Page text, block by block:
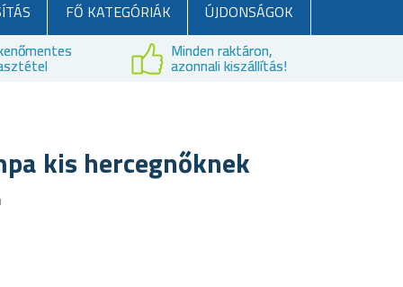
FŐ KATEGÓRIÁK
ÚJDONSÁGOK
Minden raktáron,
azonnali kiszállítás!
kis hercegnőknek